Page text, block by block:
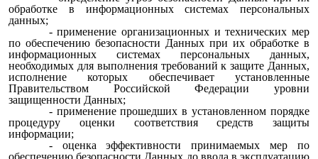
обработке в информационных системах персональных
данных;
- применение организационных и технических мер
по обеспечению безопасности Данных при их обработке в
информационных системах персональных данных,
необходимых для выполнения требований к защите Данных,
исполнение которых обеспечивает установленные
Правительством Российской Федерации уровни
защищенности Данных;
- применение прошедших в установленном порядке
процедуру оценки соответствия средств защиты
информации;
- оценка эффективности принимаемых мер по
обеспечению безопасности Данных до ввода в эксплуатацию